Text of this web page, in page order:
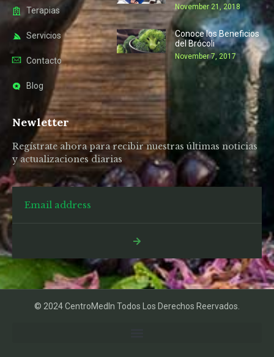
Terapias
Servicios
Contacto
Blog
November 21, 2018
Conoce los Beneficios
del Brócoli
November 7, 2017
Newletter
Regístrate ahora para recibir nuestras últimas noticias
y actualizaciones diarias
© 2024 CentroMedIn Todos Los Derechos Reervados.